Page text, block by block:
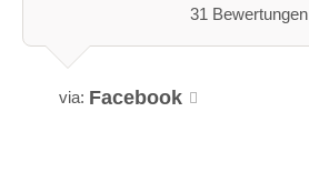
31 Bewertungen
via: Facebook